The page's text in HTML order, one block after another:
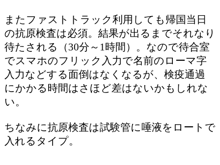
またファストトラック利用しても帰国当日
の抗原検査は必須。結果が出るまでそれなり
待たされる（30分～1時間）。なので待合室
でスマホのフリック入力で名前のローマ字
入力などする面倒はなくなるが、検疫通過
にかかる時間はさほど差はないかもしれな
い。
ちなみに抗原検査は試験管に唾液をロートで
入れるタイプ。